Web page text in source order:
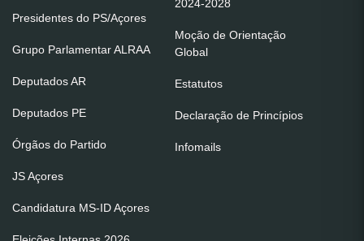
Presidentes do PS/Açores
Grupo Parlamentar ALRAA
Deputados AR
Deputados PE
Órgãos do Partido
JS Açores
Candidatura MS-ID Açores
2024-2028
Moção de Orientação
Global
Estatutos
Declaração de Princípios
Infomails